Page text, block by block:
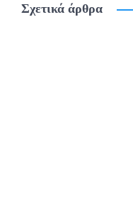
Σχετικά άρθρα